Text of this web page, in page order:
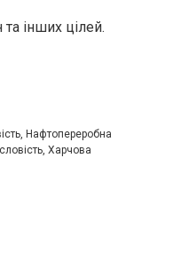
інших цілей.
, Нафтопереробна
, Харчова